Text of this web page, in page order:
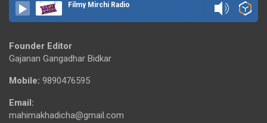
Filmy Mirchi Radio
Founder Editor
Gajanan Gangadhar Bidkar
Mobile: 9890476595
Email:
mahimakhadicha@gmail.com